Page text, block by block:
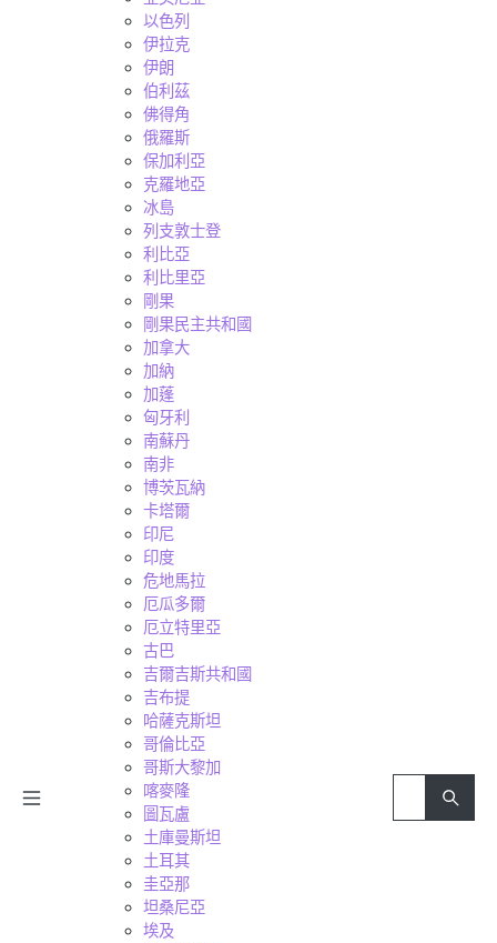
以色列
伊拉克
伊朗
伯利茲
佛得角
俄羅斯
保加利亞
克羅地亞
冰島
列支敦士登
利比亞
利比里亞
剛果
剛果民主共和國
加拿大
加納
加蓬
匈牙利
南蘇丹
南非
博茨瓦納
卡塔爾
印尼
印度
危地馬拉
厄瓜多爾
厄立特里亞
古巴
吉爾吉斯共和國
吉布提
哈薩克斯坦
哥倫比亞
哥斯大黎加
喀麥隆
圖瓦盧
土庫曼斯坦
土耳其
圭亞那
坦桑尼亞
埃及